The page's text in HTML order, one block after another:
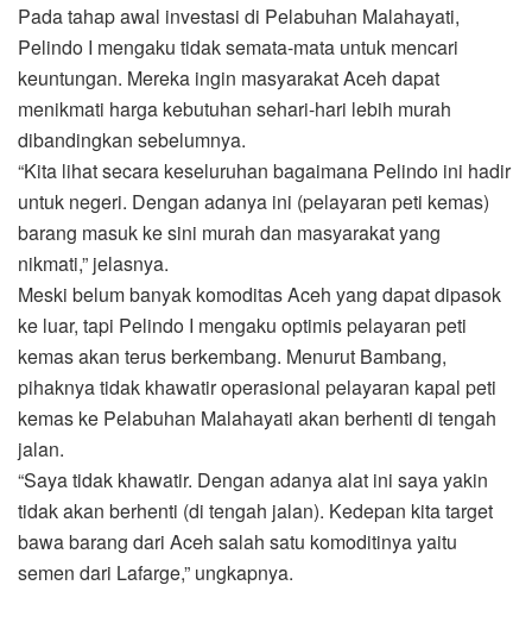
Pada tahap awal investasi di Pelabuhan Malahayati,
Pelindo I mengaku tidak semata-mata untuk mencari
keuntungan. Mereka ingin masyarakat Aceh dapat
menikmati harga kebutuhan sehari-hari lebih murah
dibandingkan sebelumnya.
“Kita lihat secara keseluruhan bagaimana Pelindo ini hadir
untuk negeri. Dengan adanya ini (pelayaran peti kemas)
barang masuk ke sini murah dan masyarakat yang
nikmati,” jelasnya.
Meski belum banyak komoditas Aceh yang dapat dipasok
ke luar, tapi Pelindo I mengaku optimis pelayaran peti
kemas akan terus berkembang. Menurut Bambang,
pihaknya tidak khawatir operasional pelayaran kapal peti
kemas ke Pelabuhan Malahayati akan berhenti di tengah
jalan.
“Saya tidak khawatir. Dengan adanya alat ini saya yakin
tidak akan berhenti (di tengah jalan). Kedepan kita target
bawa barang dari Aceh salah satu komoditinya yaitu
semen dari Lafarge,” ungkapnya.